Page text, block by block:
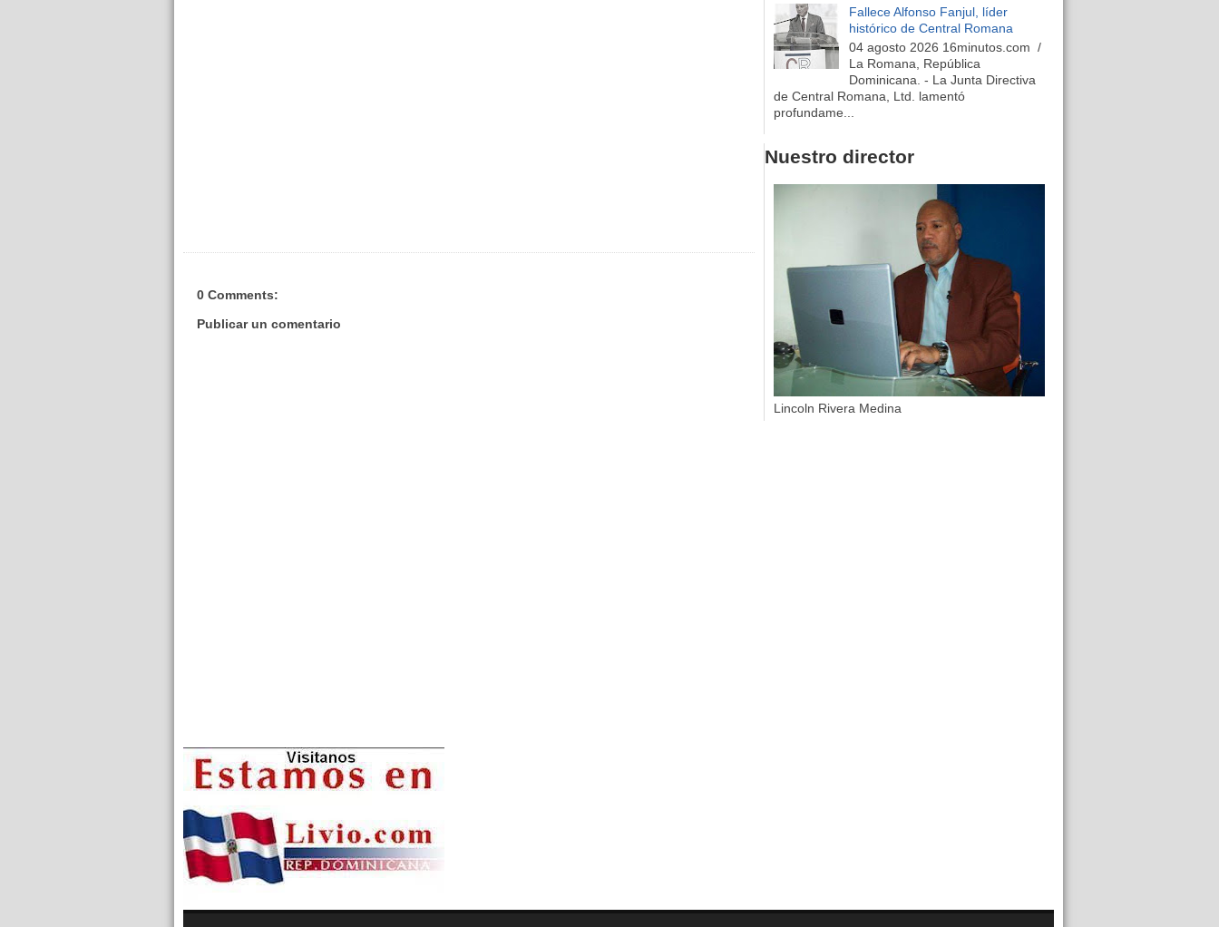
0 Comments:
Publicar un comentario
Fallece Alfonso Fanjul, líder
histórico de Central Romana
04 agosto 2026 16minutos.com /
La Romana, República
Dominicana. - La Junta Directiva
de Central Romana, Ltd. lamentó
profundame...
Nuestro director
Lincoln Rivera Medina